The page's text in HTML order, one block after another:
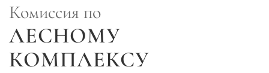
Комиссия по
ЛЕСНОМУ
КОМПЛЕКСУ